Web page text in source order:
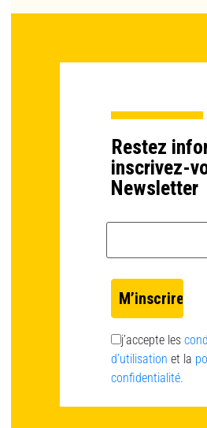
Restez
inscrivez-
Newsletter
j’accepte les
d’utilisation et la
confidentialité.